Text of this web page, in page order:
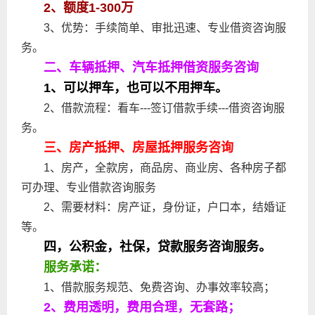
2、额度1-300万
3、优势：手续简单、审批迅速、专业借资咨询服
务。
二、车辆抵押、汽车抵押借资服务咨询
1、可以押车，也可以不用押车。
2、借款流程：看车---签订借款手续---借资咨询服
务。
三、房产抵押、房屋抵押服务咨询
1、房产，全款房，商品房、商业房、各种房子都
可办理、专业借款咨询服务
2、需要材料：房产证，身份证，户口本，结婚证
等。
四，公积金，社保，贷款服务咨询服务。
服务承诺：
1、借款服务规范、免费咨询、办事效率较高；
2、费用透明，费用合理，无套路；